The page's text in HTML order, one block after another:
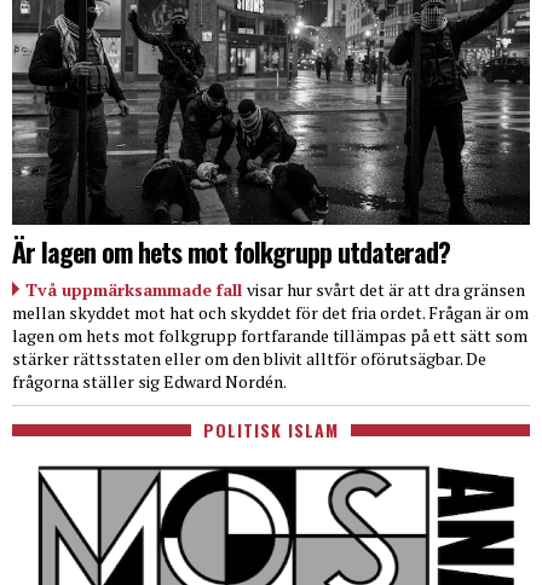
Är lagen om hets mot folkgrupp utdaterad?
Två uppmärksammade fall visar hur svårt det är att dra gränsen
mellan skyddet mot hat och skyddet för det fria ordet. Frågan är om
lagen om hets mot folkgrupp fortfarande tillämpas på ett sätt som
stärker rättsstaten eller om den blivit alltför oförutsägbar. De
frågorna ställer sig Edward Nordén.
POLITISK ISLAM